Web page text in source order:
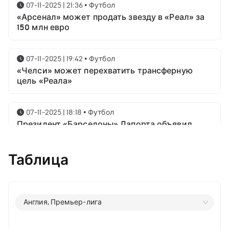
07-11-2025 | 21:36 • Футбол
«Арсенал» может продать звезду в «Реал» за
150 млн евро
07-11-2025 | 19:42 • Футбол
«Челси» может перехватить трансферную
цель «Реала»
07-11-2025 | 18:18 • Футбол
Президент «Барселоны» Лапорта объявил
07-11-2025 | 16:23
ФИФА
Таблица
Англия, Премьер-лига